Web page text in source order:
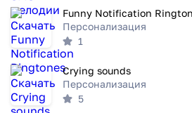
Персонализация
1
Crying sounds
Персонализация
5